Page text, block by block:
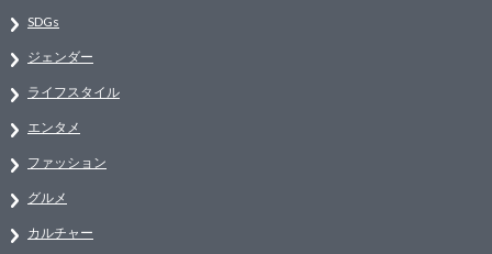
SDGs
ジェンダー
ライフスタイル
エンタメ
ファッション
グルメ
カルチャー